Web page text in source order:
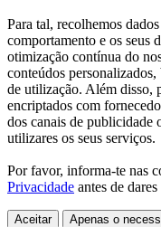
Para tal, recolhemos
comportamento e os seus
otimização contínua do
conteúdos personalizados,
de utilização. Além disso,
encriptados com
dos canais de publicidade
utilizares os seus serviços.
Por favor, informa-te nas
Privacidade antes de
Aceitar Apenas o